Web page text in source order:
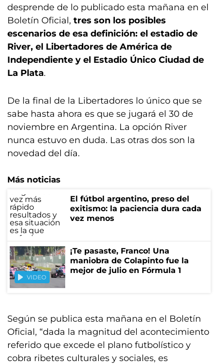
desprende de lo publicado esta mañana en el
Boletín Oficial, tres son los posibles
escenarios de esa definición: el estadio de
River, el Libertadores de América de
Independiente y el Estadio Único Ciudad de
La Plata.
De la final de la Libertadores lo único que se
sabe hasta ahora es que se jugará el 30 de
noviembre en Argentina. La opción River
nunca estuvo en duda. Las otras dos son la
novedad del día.
Más noticias
El fútbol argentino, preso del
exitismo: la paciencia dura cada
vez menos
VIDEO
¡Te pasaste, Franco! Una
maniobra de Colapinto fue la
mejor de julio en Fórmula 1
Según se publica esta mañana en el Boletín
Oficial, “dada la magnitud del acontecimiento
referido que excede el plano futbolístico y
cobra ribetes culturales y sociales, es